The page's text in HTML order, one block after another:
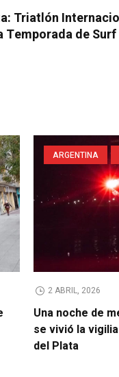
Triatlón
Temporada de
ARGENTINA
2 ABRIL, 2026
Una noche de
se vivió la
del Plata